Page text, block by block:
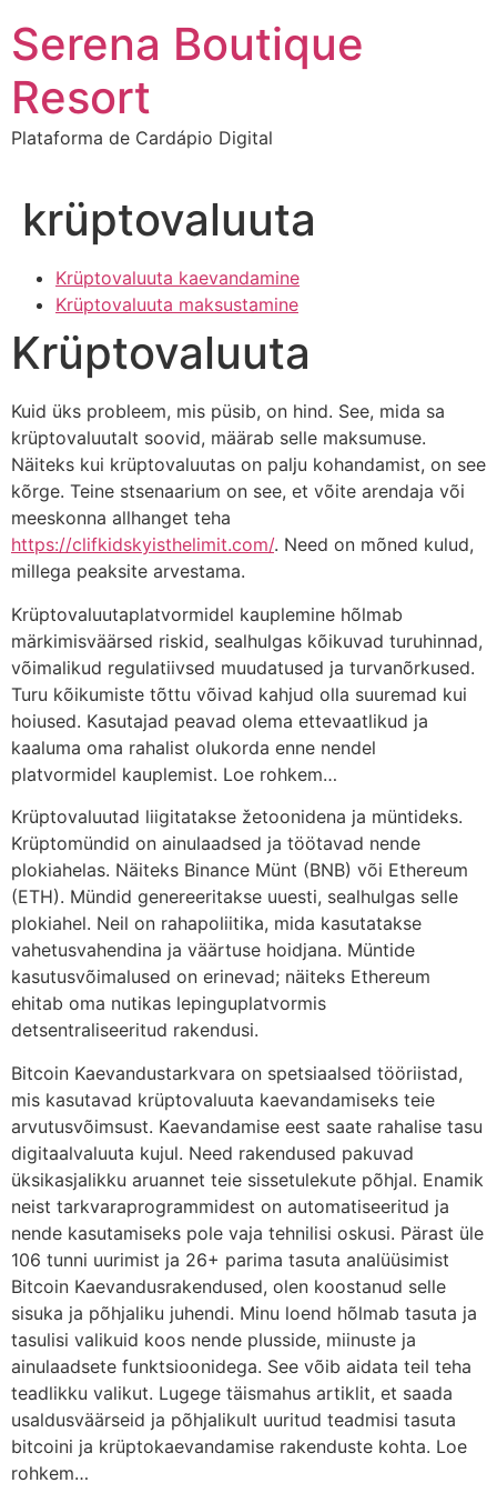
para
conteúdo
Serena Boutique
Resort
Plataforma de Cardápio Digital
krüptovaluuta
Krüptovaluuta kaevandamine
Krüptovaluuta maksustamine
Krüptovaluuta
Kuid üks probleem, mis püsib, on hind. See, mida sa
krüptovaluutalt soovid, määrab selle maksumuse.
Näiteks kui krüptovaluutas on palju kohandamist, on see
kõrge. Teine stsenaarium on see, et võite arendaja või
meeskonna allhanget teha
https://clifkidskyisthelimit.com/. Need on mõned kulud,
millega peaksite arvestama.
Krüptovaluutaplatvormidel kauplemine hõlmab
märkimisväärsed riskid, sealhulgas kõikuvad turuhinnad,
võimalikud regulatiivsed muudatused ja turvanõrkused.
Turu kõikumiste tõttu võivad kahjud olla suuremad kui
hoiused. Kasutajad peavad olema ettevaatlikud ja
kaaluma oma rahalist olukorda enne nendel
platvormidel kauplemist. Loe rohkem…
Krüptovaluutad liigitatakse žetoonidena ja müntideks.
Krüptomündid on ainulaadsed ja töötavad nende
plokiahelas. Näiteks Binance Münt (BNB) või Ethereum
(ETH). Mündid genereeritakse uuesti, sealhulgas selle
plokiahel. Neil on rahapoliitika, mida kasutatakse
vahetusvahendina ja väärtuse hoidjana. Müntide
kasutusvõimalused on erinevad; näiteks Ethereum
ehitab oma nutikas lepinguplatvormis
detsentraliseeritud rakendusi.
Bitcoin Kaevandustarkvara on spetsiaalsed tööriistad,
mis kasutavad krüptovaluuta kaevandamiseks teie
arvutusvõimsust. Kaevandamise eest saate rahalise tasu
digitaalvaluuta kujul. Need rakendused pakuvad
üksikasjalikku aruannet teie sissetulekute põhjal. Enamik
neist tarkvaraprogrammidest on automatiseeritud ja
nende kasutamiseks pole vaja tehnilisi oskusi. Pärast üle
106 tunni uurimist ja 26+ parima tasuta analüüsimist
Bitcoin Kaevandusrakendused, olen koostanud selle
sisuka ja põhjaliku juhendi. Minu loend hõlmab tasuta ja
tasulisi valikuid koos nende plusside, miinuste ja
ainulaadsete funktsioonidega. See võib aidata teil teha
teadlikku valikut. Lugege täismahus artiklit, et saada
usaldusväärseid ja põhjalikult uuritud teadmisi tasuta
bitcoini ja krüptokaevandamise rakenduste kohta. Loe
rohkem…